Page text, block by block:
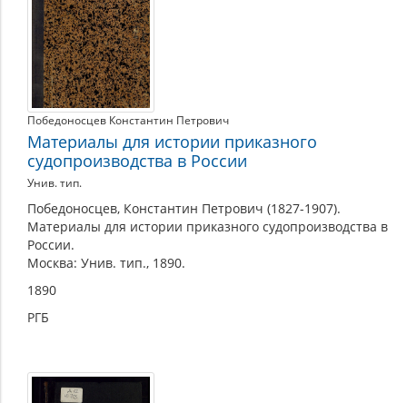
Победоносцев Константин Петрович
Материалы для истории приказного
судопроизводства в России
Унив. тип.
Победоносцев, Константин Петрович (1827-1907).
Материалы для истории приказного судопроизводства в
России.
Москва: Унив. тип., 1890.
1890
РГБ